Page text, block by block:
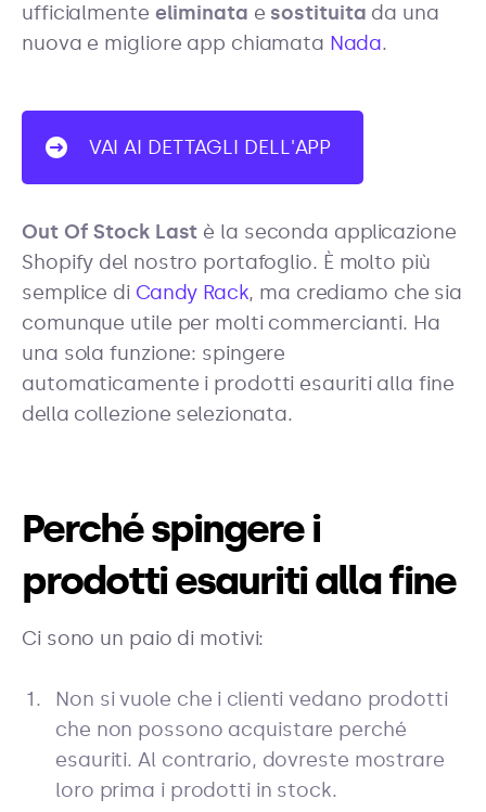
ufficialmente eliminata e sostituita da una
nuova e migliore app chiamata Nada.
VAI AI DETTAGLI DELL'APP
Out Of Stock Last è la seconda applicazione
Shopify del nostro portafoglio. È molto più
semplice di Candy Rack, ma crediamo che sia
comunque utile per molti commercianti. Ha
una sola funzione: spingere
automaticamente i prodotti esauriti alla fine
della collezione selezionata.
Perché spingere i
prodotti esauriti alla fine
Ci sono un paio di motivi:
Non si vuole che i clienti vedano prodotti
che non possono acquistare perché
esauriti. Al contrario, dovreste mostrare
loro prima i prodotti in stock.